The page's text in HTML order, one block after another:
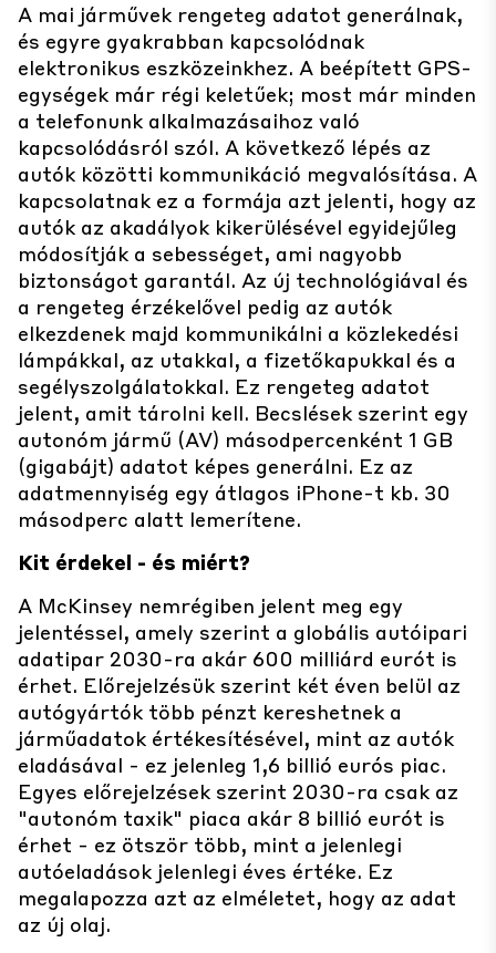
A mai járművek rengeteg adatot generálnak,
és egyre gyakrabban kapcsolódnak
elektronikus eszközeinkhez. A beépített GPS-
egységek már régi keletűek; most már minden
a telefonunk alkalmazásaihoz való
kapcsolódásról szól. A következő lépés az
autók közötti kommunikáció megvalósítása. A
kapcsolatnak ez a formája azt jelenti, hogy az
autók az akadályok kikerülésével egyidejűleg
módosítják a sebességet, ami nagyobb
biztonságot garantál. Az új technológiával és
a rengeteg érzékelővel pedig az autók
elkezdenek majd kommunikálni a közlekedési
lámpákkal, az utakkal, a fizetőkapukkal és a
segélyszolgálatokkal. Ez rengeteg adatot
jelent, amit tárolni kell. Becslések szerint egy
autonóm jármű (AV) másodpercenként 1 GB
(gigabájt) adatot képes generálni. Ez az
adatmennyiség egy átlagos iPhone-t kb. 30
másodperc alatt lemerítene.
Kit érdekel - és miért?
A McKinsey nemrégiben jelent meg egy
jelentéssel, amely szerint a globális autóipari
adatipar 2030-ra akár 600 milliárd eurót is
érhet. Előrejelzésük szerint két éven belül az
autógyártók több pénzt kereshetnek a
járműadatok értékesítésével, mint az autók
eladásával - ez jelenleg 1,6 billió eurós piac.
Egyes előrejelzések szerint 2030-ra csak az
"autonóm taxik" piaca akár 8 billió eurót is
érhet - ez ötször több, mint a jelenlegi
autóeladások jelenlegi éves értéke. Ez
megalapozza azt az elméletet, hogy az adat
az új olaj.